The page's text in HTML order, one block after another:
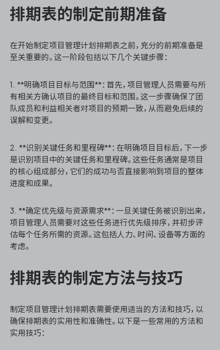
IPD 研发管理
ONES 资讯
ONES 资讯
排期表的制定前期准备
在开始制定项目管理计划排期表之前，充分的前期准备是
至关重要的。这一阶段包括以下几个关键步骤：
1. **明确项目目标与范围**：首先，项目管理人员需要与所
有相关方确认项目的最终目标和范围。这一步骤确保了团
队成员和利益相关者对项目的预期一致，从而避免后续的
误解和变更。
2. **识别关键任务和里程碑**：在明确项目目标后，下一步
是识别项目中的关键任务和里程碑。这些任务通常是项目
的核心组成部分，它们的成功与否直接影响到项目的整体
进度和成果。
3. **确定优先级与资源需求**：一旦关键任务被识别出来，
项目管理人员需要对这些任务进行优先级排序，并初步评
估每个任务所需的资源。这包括人力、时间、设备等方面的
考虑。
排期表的制定方法与技巧
制定项目管理计划排期表需要使用适当的方法和技巧，以
确保排期表的实用性和准确性。以下是一些常用的方法和
实用技巧：